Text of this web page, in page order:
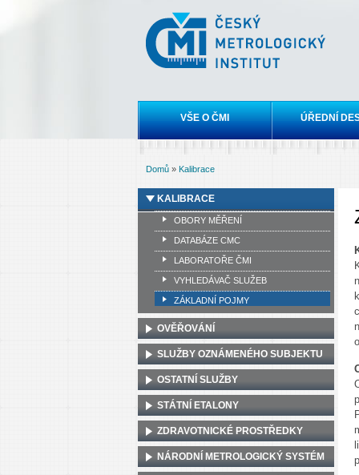
Český
metrologický
institut
Hlavní menu
VŠE O ČMI ÚŘEDNÍ
Domů » Kalibrace
KALIBRACE
OBORY MĚŘENÍ
DATABÁZE CMC
LABORATOŘE ČMI
VYHLEDÁVAČ SLUŽEB
ZÁKLADNÍ POJMY
OVĚŘOVÁNÍ
SLUŽBY OZNÁMENÉHO SUBJEKTU
OSTATNÍ SLUŽBY
STÁTNÍ ETALONY
ZDRAVOTNICKÉ PROSTŘEDKY
NÁRODNÍ METROLOGICKÝ SYSTÉM